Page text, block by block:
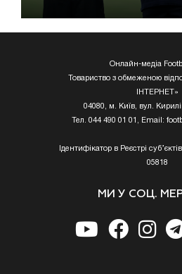
Онлайн-медіа
Товариство з обмеженою
ІНТЕРНЕТ»
04080, м. Київ, вул.
Тел. 044 490 01 01, Email:
Ідентифікатор в Реєстрі
05818
МИ У СОЦ.